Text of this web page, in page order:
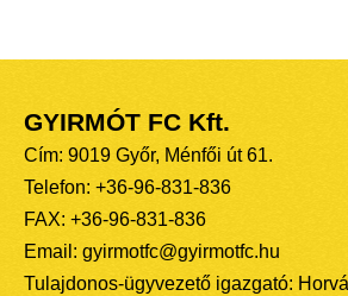
GYIRMÓT FC Kft.
Cím: 9019 Győr, Ménfői út 61.
Telefon: +36-96-831-836
FAX: +36-96-831-836
Email: gyirmotfc@gyirmotfc.hu
Tulajdonos-ügyvezető igazgató: